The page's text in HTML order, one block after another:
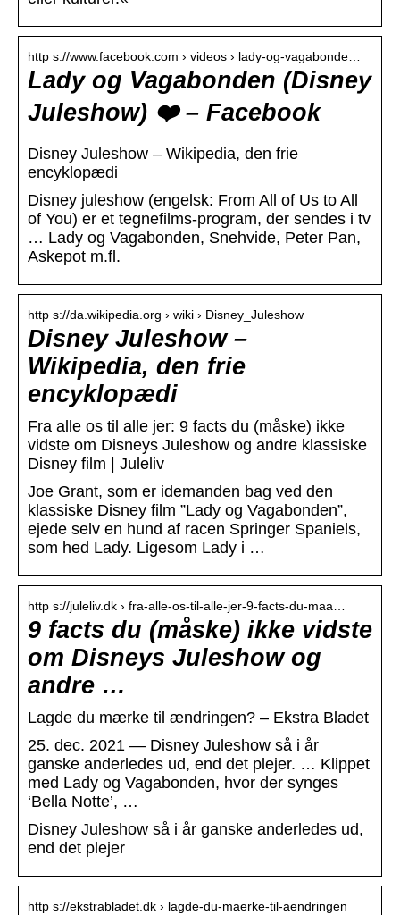
http s://www.facebook.com › videos › lady-og-vagabonde…
Lady og Vagabonden (Disney
Juleshow) ❤️ – Facebook
Disney Juleshow – Wikipedia, den frie
encyklopædi
Disney juleshow (engelsk: From All of Us to All
of You) er et tegnefilms-program, der sendes i tv
… Lady og Vagabonden, Snehvide, Peter Pan,
Askepot m.fl.
http s://da.wikipedia.org › wiki › Disney_Juleshow
Disney Juleshow –
Wikipedia, den frie
encyklopædi
Fra alle os til alle jer: 9 facts du (måske) ikke
vidste om Disneys Juleshow og andre klassiske
Disney film | Juleliv
Joe Grant, som er idemanden bag ved den
klassiske Disney film ”Lady og Vagabonden”,
ejede selv en hund af racen Springer Spaniels,
som hed Lady. Ligesom Lady i …
http s://juleliv.dk › fra-alle-os-til-alle-jer-9-facts-du-maa…
9 facts du (måske) ikke vidste
om Disneys Juleshow og
andre …
Lagde du mærke til ændringen? – Ekstra Bladet
25. dec. 2021 — Disney Juleshow så i år
ganske anderledes ud, end det plejer. … Klippet
med Lady og Vagabonden, hvor der synges
‘Bella Notte’, …
Disney Juleshow så i år ganske anderledes ud,
end det plejer
http s://ekstrabladet.dk › lagde-du-maerke-til-aendringen